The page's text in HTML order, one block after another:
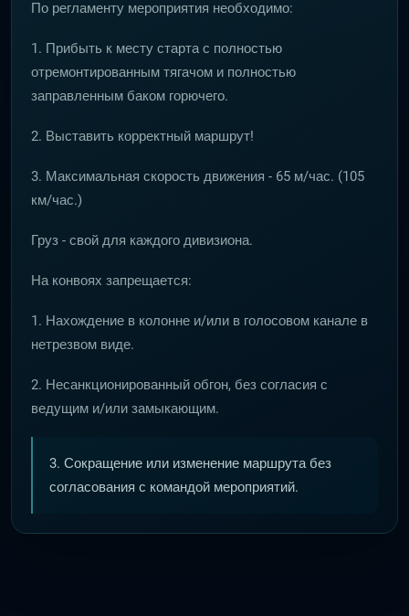
По регламенту мероприятия необходимо:
1. Прибыть к месту старта с полностью
отремонтированным тягачом и полностью
заправленным баком горючего.
2. Выставить корректный маршрут!
3. Максимальная скорость движения - 65 м/час. (105
км/час.)
Груз - свой для каждого дивизиона.
На конвоях запрещается:
1. Нахождение в колонне и/или в голосовом канале в
нетрезвом виде.
2. Несанкционированный обгон, без согласия с
ведущим и/или замыкающим.
3. Сокращение или изменение маршрута без
согласования с командой мероприятий.